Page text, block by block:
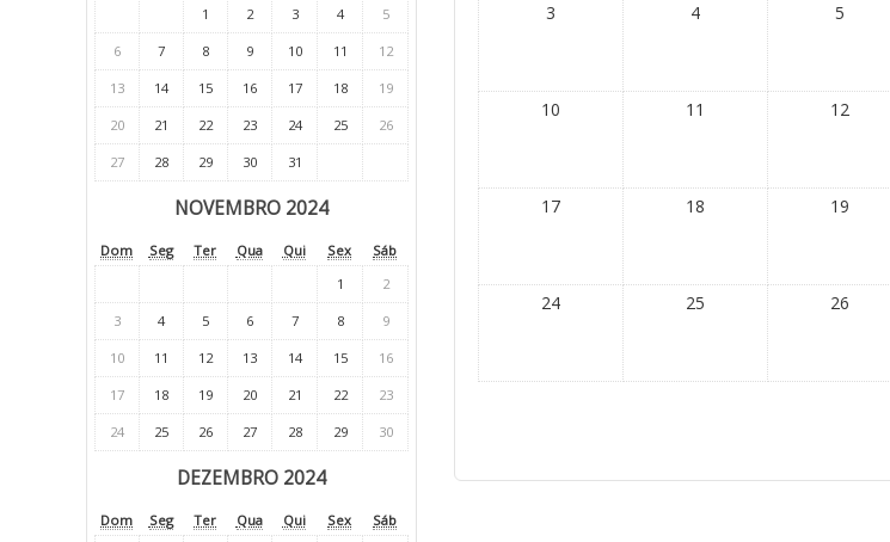
3 4 5
10 11 12
17 18 19
24 25 26
1
2 3 4 5
6 7 8 9 10 11 12
13 14 15 16 17 18 19
20 21 22 23 24 25 26
27 28 29 30 31
NOVEMBRO 2024
Dom Seg Ter Qua Qui Sex
Sáb
1
2
3 4 5 6 7 8 9
10 11 12 13 14 15 16
17 18 19 20 21 22 23
24 25 26 27 28 29 30
DEZEMBRO 2024
Dom Seg Ter Qua Qui Sex
Sáb